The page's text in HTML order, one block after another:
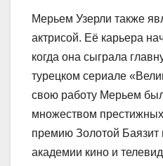
Мерьем Узерли также
актрисой. Её карьера
когда она сыграла
турецком сериале
свою работу Мерьем
множеством
премию Золотой Баязит
академии кино и